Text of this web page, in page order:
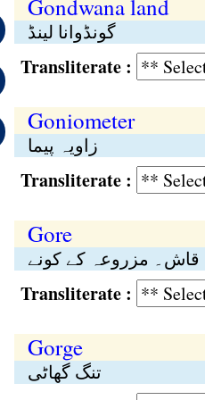
Gondwana land
گونڈوانا لینڈ
Transliterate :
Goniometer
زاویہ پیما
Transliterate :
Gore
مزروعہ کے کونے
Transliterate :
Gorge
تنگ گھاٹی